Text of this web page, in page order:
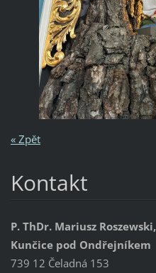
« Zpět
Kontakt
P. ThDr. Mariusz
Kunčice pod Ondřejníkem
739 12 Čeladná 153